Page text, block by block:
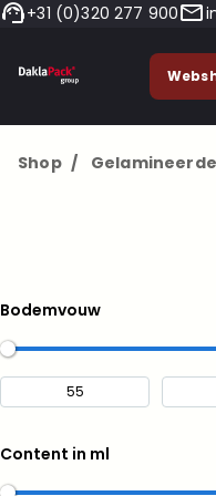
+31 (0)320 277 900
Shop /
Bodemvouw
Content in ml